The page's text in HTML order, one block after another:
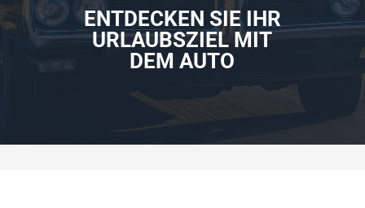
ENTDECKEN SIE IHR
URLAUBSZIEL MIT
DEM AUTO